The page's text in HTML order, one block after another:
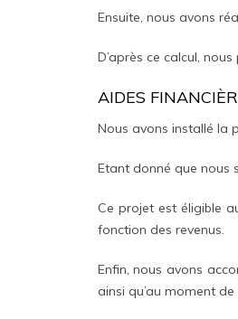
Ensuite, nous avons
D’après ce calcul,
AIDES
Nous avons installé la
Etant donné que nous
Ce projet est éligible
fonction des revenus.
Enfin, nous avons
ainsi qu’au moment